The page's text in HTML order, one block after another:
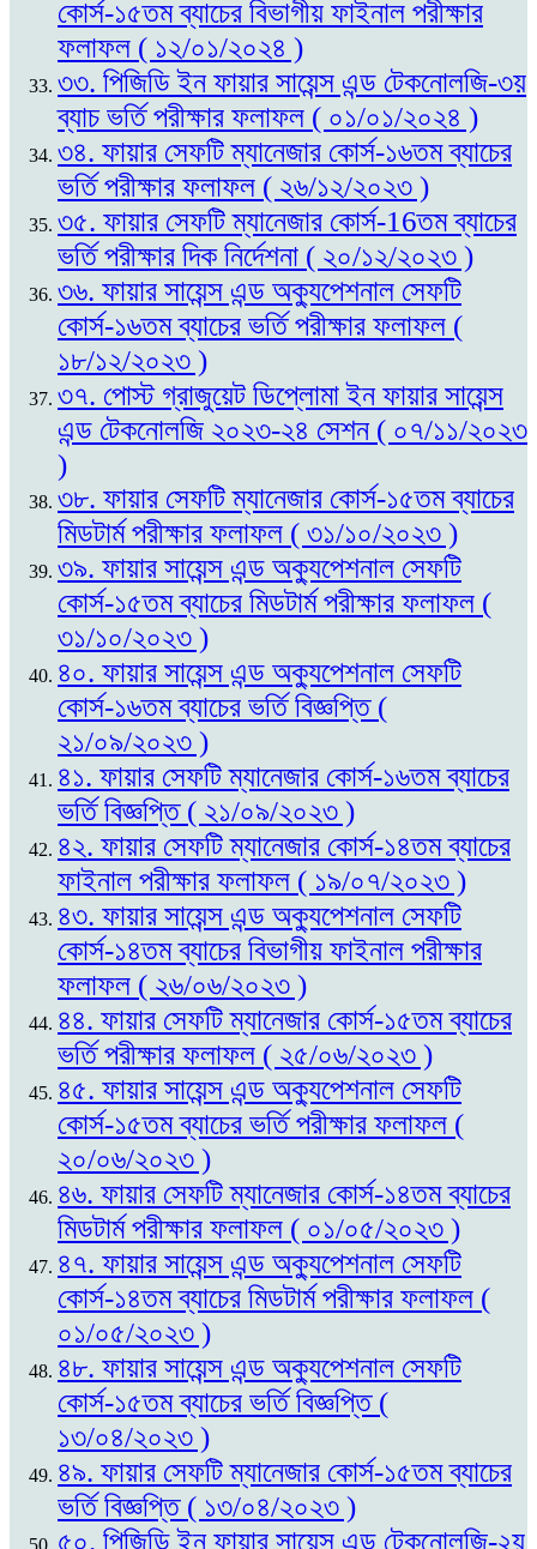
কোর্স-১৫তম ব্যাচের বিভাগীয় ফাইনাল পরীক্ষার
ফলাফল ( ১২/০১/২০২৪ )
৩৩. পিজিডি ইন ফায়ার সায়েন্স এন্ড টেকনোলজি-৩য়
ব্যাচ ভর্তি পরীক্ষার ফলাফল ( ০১/০১/২০২৪ )
৩৪. ফায়ার সেফটি ম্যানেজার কোর্স-১৬তম ব্যাচের
ভর্তি পরীক্ষার ফলাফল ( ২৬/১২/২০২৩ )
৩৫. ফায়ার সেফটি ম্যানেজার কোর্স-16তম ব্যাচের
ভর্তি পরীক্ষার দিক নির্দেশনা ( ২০/১২/২০২৩ )
৩৬. ফায়ার সায়েন্স এন্ড অক্যুপেশনাল সেফটি
কোর্স-১৬তম ব্যাচের ভর্তি পরীক্ষার ফলাফল (
১৮/১২/২০২৩ )
৩৭. পোস্ট গ্রাজুয়েট ডিপ্লোমা ইন ফায়ার সায়েন্স
এন্ড টেকনোলজি ২০২৩-২৪ সেশন ( ০৭/১১/২০২৩
)
৩৮. ফায়ার সেফটি ম্যানেজার কোর্স-১৫তম ব্যাচের
মিডটার্ম পরীক্ষার ফলাফল ( ৩১/১০/২০২৩ )
৩৯. ফায়ার সায়েন্স এন্ড অক্যুপেশনাল সেফটি
কোর্স-১৫তম ব্যাচের মিডটার্ম পরীক্ষার ফলাফল (
৩১/১০/২০২৩ )
৪০. ফায়ার সায়েন্স এন্ড অক্যুপেশনাল সেফটি
কোর্স-১৬তম ব্যাচের ভর্তি বিজ্ঞপ্তি (
২১/০৯/২০২৩ )
৪১. ফায়ার সেফটি ম্যানেজার কোর্স-১৬তম ব্যাচের
ভর্তি বিজ্ঞপ্তি ( ২১/০৯/২০২৩ )
৪২. ফায়ার সেফটি ম্যানেজার কোর্স-১৪তম ব্যাচের
ফাইনাল পরীক্ষার ফলাফল ( ১৯/০৭/২০২৩ )
৪৩. ফায়ার সায়েন্স এন্ড অক্যুপেশনাল সেফটি
কোর্স-১৪তম ব্যাচের বিভাগীয় ফাইনাল পরীক্ষার
ফলাফল ( ২৬/০৬/২০২৩ )
৪৪. ফায়ার সেফটি ম্যানেজার কোর্স-১৫তম ব্যাচের
ভর্তি পরীক্ষার ফলাফল ( ২৫/০৬/২০২৩ )
৪৫. ফায়ার সায়েন্স এন্ড অক্যুপেশনাল সেফটি
কোর্স-১৫তম ব্যাচের ভর্তি পরীক্ষার ফলাফল (
২০/০৬/২০২৩ )
৪৬. ফায়ার সেফটি ম্যানেজার কোর্স-১৪তম ব্যাচের
মিডটার্ম পরীক্ষার ফলাফল ( ০১/০৫/২০২৩ )
৪৭. ফায়ার সায়েন্স এন্ড অক্যুপেশনাল সেফটি
কোর্স-১৪তম ব্যাচের মিডটার্ম পরীক্ষার ফলাফল (
০১/০৫/২০২৩ )
৪৮. ফায়ার সায়েন্স এন্ড অক্যুপেশনাল সেফটি
কোর্স-১৫তম ব্যাচের ভর্তি বিজ্ঞপ্তি (
১৩/০৪/২০২৩ )
৪৯. ফায়ার সেফটি ম্যানেজার কোর্স-১৫তম ব্যাচের
ভর্তি বিজ্ঞপ্তি ( ১৩/০৪/২০২৩ )
৫০. পিজিডি ইন ফায়ার সায়েন্স এন্ড টেকনোলজি-২য়